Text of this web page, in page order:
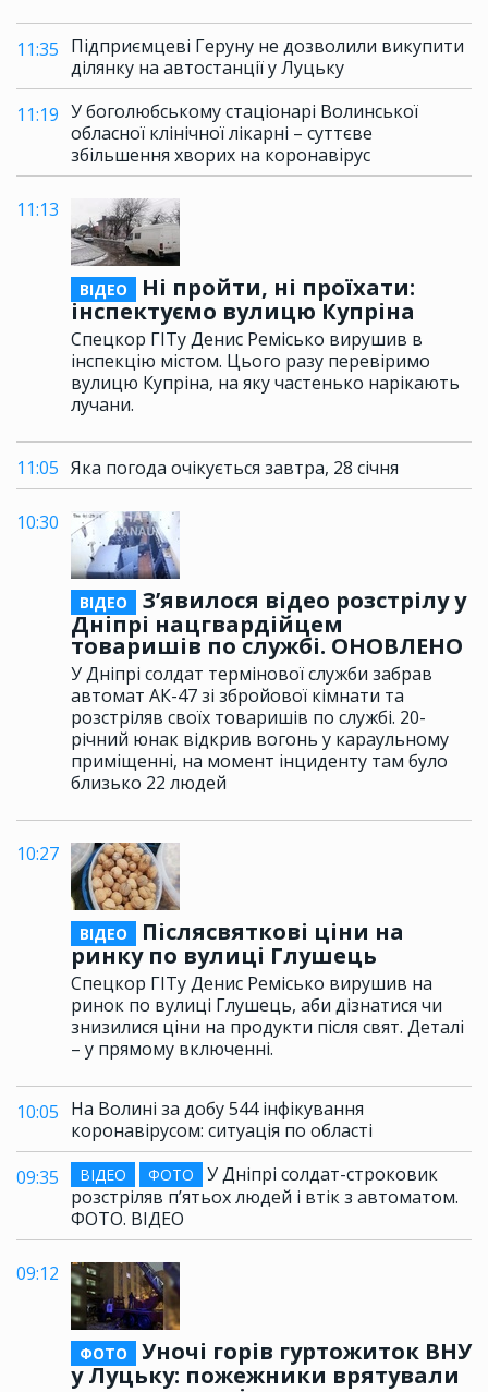
11:35 Підприємцеві Геруну не дозволили викупити
ділянку на автостанції у Луцьку
11:19 У боголюбському стаціонарі Волинської
обласної клінічної лікарні – суттєве
збільшення хворих на коронавірус
11:13
ВІДЕО
Ні пройти, ні проїхати:
інспектуємо вулицю Купріна
Спецкор ГІТу Денис Ремісько вирушив в
інспекцію містом. Цього разу перевіримо
вулицю Купріна, на яку частенько нарікають
лучани.
11:05 Яка погода очікується завтра, 28 січня
10:30
ВІДЕО
З’явилося відео розстрілу у
Дніпрі нацгвардійцем
товаришів по службі. ОНОВЛЕНО
У Дніпрі солдат термінової служби забрав
автомат АК-47 зі збройової кімнати та
розстріляв своїх товаришів по службі. 20-
річний юнак відкрив вогонь у караульному
приміщенні, на момент інциденту там було
близько 22 людей
10:27
ВІДЕО
Післясвяткові ціни на
ринку по вулиці Глушець
Спецкор ГІТу Денис Ремісько вирушив на
ринок по вулиці Глушець, аби дізнатися чи
знизилися ціни на продукти після свят. Деталі
– у прямому включенні.
10:05 На Волині за добу 544 інфікування
коронавірусом: ситуація по області
09:35
ВІДЕО ФОТО
У Дніпрі солдат-строковик
розстріляв п’ятьох людей і втік з автоматом.
ФОТО. ВІДЕО
09:12
ФОТО
Уночі горів гуртожиток ВНУ
у Луцьку: пожежники врятували